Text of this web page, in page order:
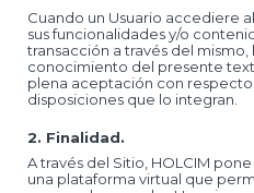
Cuando un Usuario accediere
sus funcionalidades y/o
transacción a través del mismo,
conocimiento del presente
plena aceptación con respecto
disposiciones que lo integran.
2. Finalidad.
A través del Sitio, HOLCIM
una plataforma virtual que